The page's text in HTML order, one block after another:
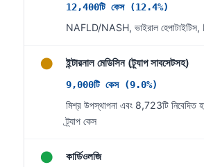
12,400টি কেস (12.4%)
NAFLD/NASH, ভাইরাল
● ইন্টারনাল মেডিসিন (ট্র্যাপ সাবসেটসহ)
9,000টি কেস (9.0%)
মিশ্র উপস্থাপনা এবং 8,723টি নিবেদিত
ট্র্যাপ কেস
● কার্ডিওলজি